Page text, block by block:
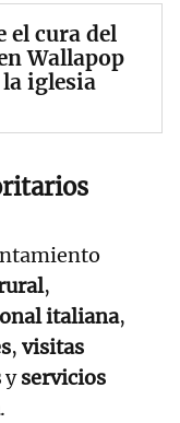
el cura del
Wallapop
iglesia
,
italiana,
, visitas
yservicios
.